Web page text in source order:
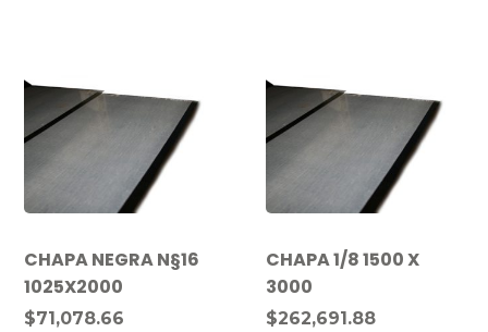
CHAPA NEGRA N§16
1025X2000
$71,078.66
CHAPA 1/8 1500 X
3000
$262,691.88